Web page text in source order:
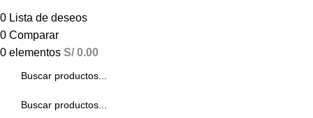
0 Lista de deseos
0 Comparar
0 elementos S/ 0.00